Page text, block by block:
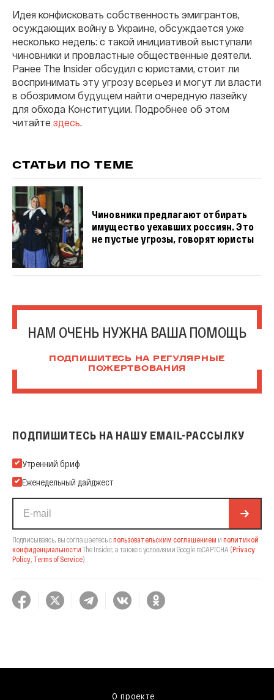
Идея конфисковать собственность эмигрантов,
осуждающих войну в Украине, обсуждается уже
несколько недель: с такой инициативой выступали
чиновники и провластные общественные деятели.
Ранее The Insider обсудил с юристами, стоит ли
воспринимать эту угрозу всерьез и могут ли власти
в обозримом будущем найти очередную лазейку
для обхода Конституции. Подробнее об этом
читайте здесь
СТАТЬИ ПО ТЕМЕ
Чиновники предлагают отбирать
имущество уехавших россиян. Это
не пустые угрозы, говорят юристы
НАМ ОЧЕНЬ НУЖНА ВАША ПОМОЩЬ
ПОДПИШИТЕСЬ НА РЕГУЛЯРНЫЕ
ПОЖЕРТВОВАНИЯ
ПОДПИШИТЕСЬ НА НАШУ EMAIL-РАССЫЛКУ
Подпишитесь на нашу Email-рассылку
Утренний бриф
Еженедельный дайджест
Подписываясь, вы соглашаетесь спользовательским соглашением и политикой
конфиденциальности The Insider, а также с условиями Google reCAPTCHA (Privacy
Policy Terms of Service).
О проекте